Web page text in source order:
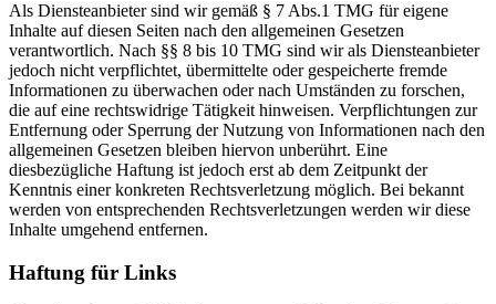
Als Diensteanbieter sind wir gemäß § 7 Abs.1 TMG für eigene
Inhalte auf diesen Seiten nach den allgemeinen Gesetzen
verantwortlich. Nach §§ 8 bis 10 TMG sind wir als Diensteanbieter
jedoch nicht verpflichtet, übermittelte oder gespeicherte fremde
Informationen zu überwachen oder nach Umständen zu forschen,
die auf eine rechtswidrige Tätigkeit hinweisen. Verpflichtungen zur
Entfernung oder Sperrung der Nutzung von Informationen nach den
allgemeinen Gesetzen bleiben hiervon unberührt. Eine
diesbezügliche Haftung ist jedoch erst ab dem Zeitpunkt der
Kenntnis einer konkreten Rechtsverletzung möglich. Bei bekannt
werden von entsprechenden Rechtsverletzungen werden wir diese
Inhalte umgehend entfernen.
Haftung für Links